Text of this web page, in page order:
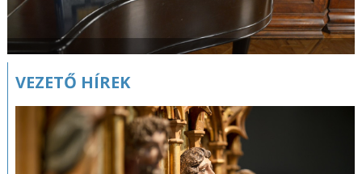
VEZETŐ HÍREK